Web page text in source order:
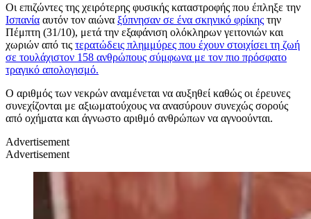
Οι επιζώντες της χειρότερης φυσικής καταστροφής που έπληξε την
Ισπανία αυτόν τον αιώνα ξύπνησαν σε ένα σκηνικό φρίκης την
Πέμπτη (31/10), μετά την εξαφάνιση ολόκληρων γειτονιών και
χωριών από τις τερατώδεις πλημμύρες που έχουν στοιχίσει τη ζωή
σε τουλάχιστον 158 ανθρώπους σύμφωνα με τον πιο πρόσφατο
τραγικό απολογισμό.
Ο αριθμός των νεκρών αναμένεται να αυξηθεί καθώς οι έρευνες
συνεχίζονται με αξιωματούχους να ανασύρουν συνεχώς σορούς
από οχήματα και άγνωστο αριθμό ανθρώπων να αγνοούνται.
Advertisement
Advertisement